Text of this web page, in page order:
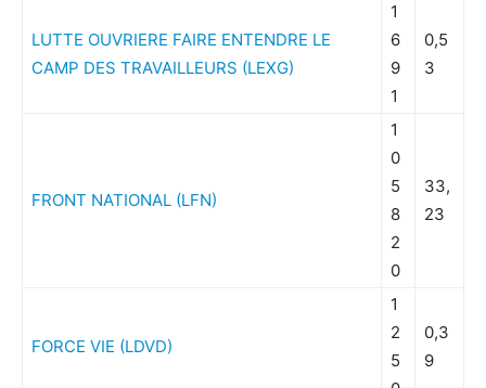
LUTTE OUVRIERE FAIRE ENTENDRE LE
CAMP DES TRAVAILLEURS (LEXG)
1
6
9
1
0,5
3
FRONT NATIONAL (LFN)
1
0
5
8
2
0
33,
23
FORCE VIE (LDVD)
1
2
5
0,3
9